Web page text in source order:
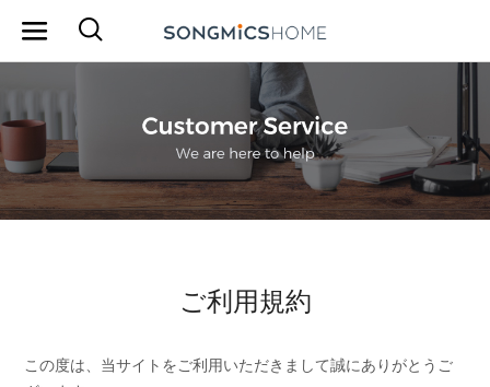
ご利用規約
この度は、当サイトをご利用いただきまして誠にありがとうご